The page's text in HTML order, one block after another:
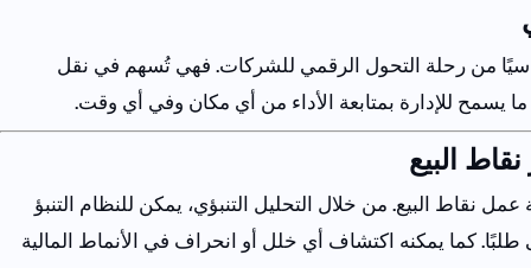
من رحلة التحول الرقمي للشركات. فهي تُسهم في نقل
ما يسمح للإدارة بمتابعة الأداء من أي مكان وفي أي وقت.
نقاط البيع
عمل نقاط البيع. من خلال التحليل التنبؤي، يمكن للنظام التنبؤ
طلبًا.كما يمكنه اكتشاف أي خلل أو انحراف في الأنماط المالية